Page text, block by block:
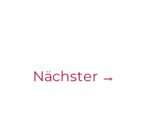
Nächster →